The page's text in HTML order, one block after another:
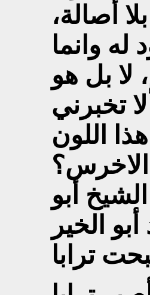
أصالة،
له وانما
بل هو
تخبرني
اللون
الاخرس؟
أبو
ترابا